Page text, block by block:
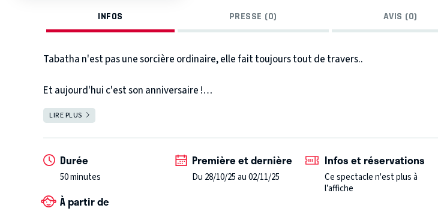
INFOS PRESSE (0) AVIS (0)
Tabatha n'est pas une sorcière ordinaire, elle fait toujours tout de travers..
Et aujourd'hui c'est son anniversaire !
Elle avait prévu une fête d'enfer...
Soupe de limace, morve de lézard, langue de vipère et jus de chaussettes..
Qui cela peut-il bien être ?
LIRE PLUS
Durée
50 minutes
Première et dernière
Du 28/10/25 au 02/11/25
Infos et réservations
Ce spectacle n'est plus à
l’affiche
À partir de